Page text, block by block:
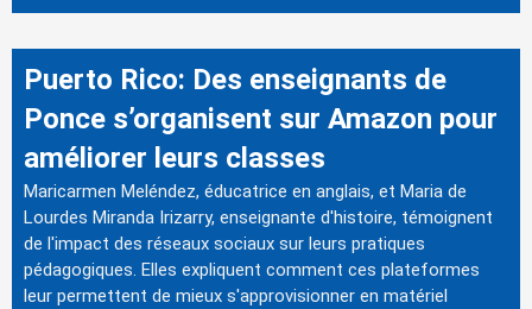
Puerto Rico: Des enseignants de
Ponce s’organisent sur Amazon pour
améliorer leurs classes
Maricarmen Meléndez, éducatrice en anglais, et Maria de
Lourdes Miranda Irizarry, enseignante d'histoire, témoignent
de l'impact des réseaux sociaux sur leurs pratiques
pédagogiques. Elles expliquent comment ces plateformes
leur permettent de mieux s'approvisionner en matériel